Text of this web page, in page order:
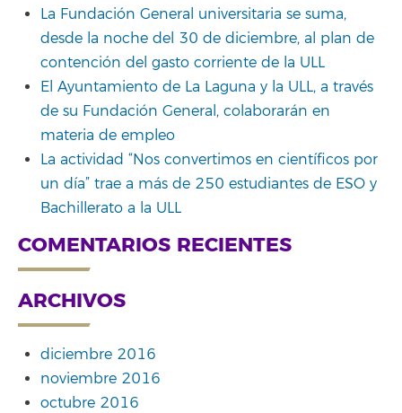
La Fundación General universitaria se suma,
desde la noche del 30 de diciembre, al plan de
contención del gasto corriente de la ULL
El Ayuntamiento de La Laguna y la ULL, a través
de su Fundación General, colaborarán en
materia de empleo
La actividad “Nos convertimos en científicos por
un día” trae a más de 250 estudiantes de ESO y
Bachillerato a la ULL
COMENTARIOS RECIENTES
ARCHIVOS
diciembre 2016
noviembre 2016
octubre 2016